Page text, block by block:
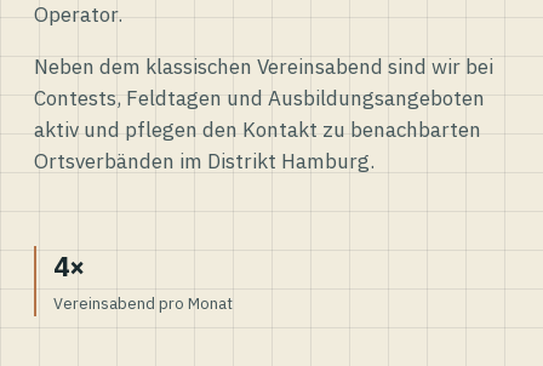
Operator.
Neben dem klassischen Vereinsabend sind wir bei
Contests, Feldtagen und Ausbildungsangeboten
aktiv und pflegen den Kontakt zu benachbarten
Ortsverbänden im Distrikt Hamburg.
4×
Vereinsabend pro Monat